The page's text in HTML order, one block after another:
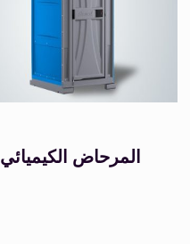
المرحاض الكيميائي